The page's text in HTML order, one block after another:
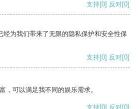
支持[0] 反对[0]
经为我们带来了无限的隐私保护和安全性保
支持[0] 反对[0]
，可以满足我不同的娱乐需求。
支持[0] 反对[0]